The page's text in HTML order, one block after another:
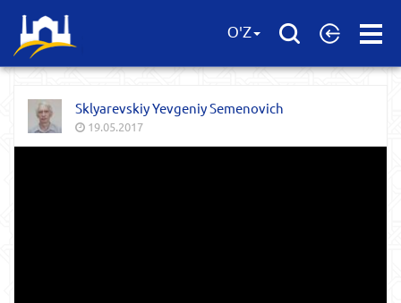
Open
O'Z
Sklyarevskiy Yevgeniy Semenovich
19.05.2017